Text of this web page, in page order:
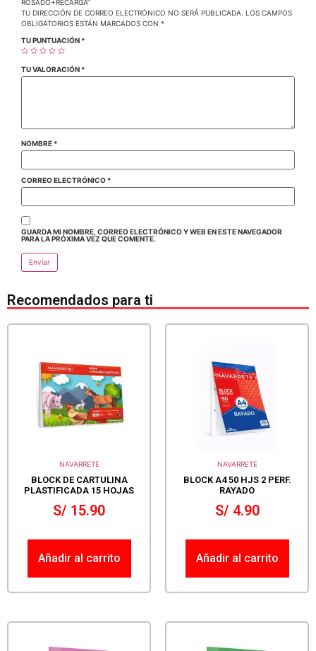
ROSADO+RECARGA”
TU DIRECCIÓN DE CORREO ELECTRÓNICO NO SERÁ PUBLICADA.
LOS CAMPOS
OBLIGATORIOS ESTÁN MARCADOS CON *
TU PUNTUACIÓN *
TU VALORACIÓN *
NOMBRE *
CORREO ELECTRÓNICO *
GUARDA MI NOMBRE, CORREO ELECTRÓNICO Y WEB EN ESTE NAVEGADOR
PARA LA PRÓXIMA VEZ QUE COMENTE.
Recomendados para ti
NAVARRETE
BLOCK DE CARTULINA
PLASTIFICADA 15 HOJAS
S/ 15.90
Añadir al carrito
NAVARRETE
BLOCK A4 50 HJS 2 PERF.
RAYADO
S/4.90
Añadir al carrito